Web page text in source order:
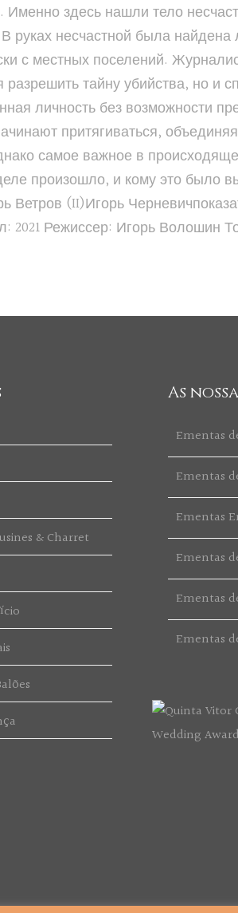
здесь нашли тело
руках несчастной была
с местных поселений.
тайну убийства, но и
личность без возможности
притягиваться,
самое важное в
произошло, и кому это было
Ветров (II)Игорь
Режиссер: Игорь Волошин
& Charret
As
Ementas
Ementas
Ementas
Ementas
Ementas
Ementas